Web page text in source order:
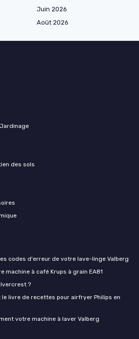
Juin 2026
Août 2026
des sols
codes d'erreur de votre lave-linge Valberg
machine à café Krups à grain EA81
?
livre de recettes pour airfryer Philips en
votre machine à laver Valberg